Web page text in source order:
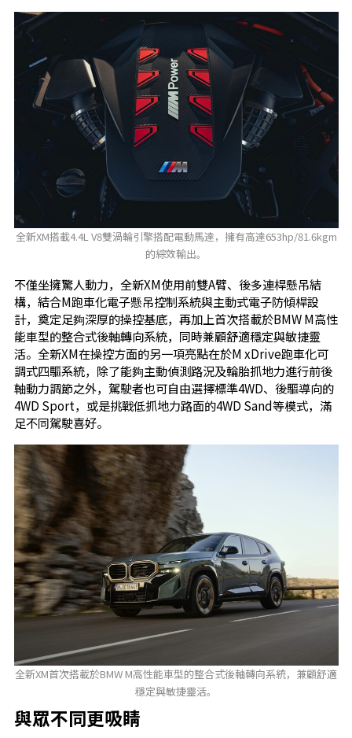
全新XM搭載4.4L V8雙渦輪引擎搭配電動馬達，擁有高達653hp/81.6kgm
的綜效輸出。
不僅坐擁驚人動力，全新XM使用前雙A臂、後多連桿懸吊結
構，結合M跑車化電子懸吊控制系統與主動式電子防傾桿設
計，奠定足夠深厚的操控基底，再加上首次搭載於BMW M高性
能車型的整合式後軸轉向系統，同時兼顧舒適穩定與敏捷靈
活。全新XM在操控方面的另一項亮點在於M xDrive跑車化可
調式四驅系統，除了能夠主動偵測路況及輪胎抓地力進行前後
軸動力調節之外，駕駛者也可自由選擇標準4WD、後驅導向的
4WD Sport，或是挑戰低抓地力路面的4WD Sand等模式，滿
足不同駕駛喜好。
全新XM首次搭載於BMW M高性能車型的整合式後軸轉向系統，兼顧舒適
穩定與敏捷靈活。
與眾不同更吸睛